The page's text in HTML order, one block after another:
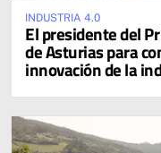
INDUSTRIA 4.0
El presidente del
de Asturias para
innovación de la